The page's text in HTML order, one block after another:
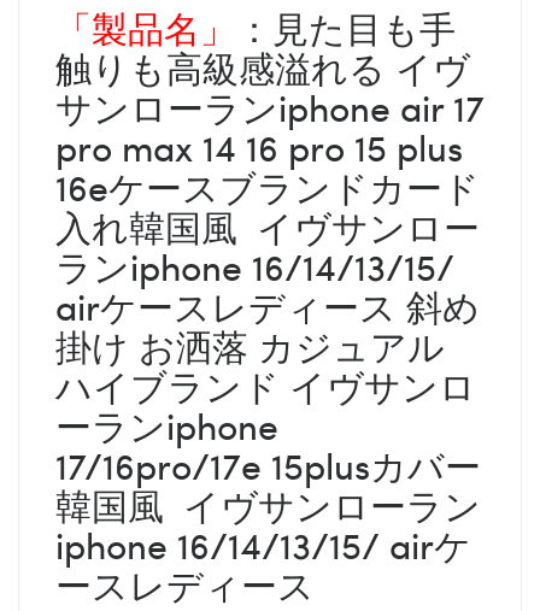
「製品名」 ：見た目も手
触りも高級感溢れる イヴ
サンローランiphone air 17
pro max 14 16 pro 15 plus
16eケースブランドカード
入れ韓国風 イヴサンロー
ランiphone 16/14/13/15/
airケースレディース 斜め
掛け お洒落 カジュアル
ハイブランド イヴサンロ
ーランiphone
17/16pro/17e 15plusカバー
韓国風 イヴサンローラン
iphone 16/14/13/15/ airケ
ースレディース